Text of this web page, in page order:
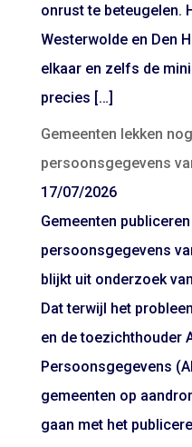
onrust te beteugelen.
Westerwolde en Den
elkaar en zelfs de
precies […]
Gemeenten lekken
persoonsgegevens
17/07/2026
Gemeenten
persoonsgegevens
blijkt uit onderzoek
Dat terwijl het
en de toezichthouder
Persoonsgegevens
gemeenten op
gaan met het